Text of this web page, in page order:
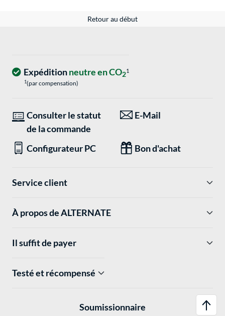
Retour au début
Expéditionneutre en CO21
1(par compensation)
Consulter le statut
de la commande
E-Mail
Configurateur PC Bon d'achat
Service client
À propos de ALTERNATE
Il suffit de payer
Testé et récompensé
Soumissionnaire